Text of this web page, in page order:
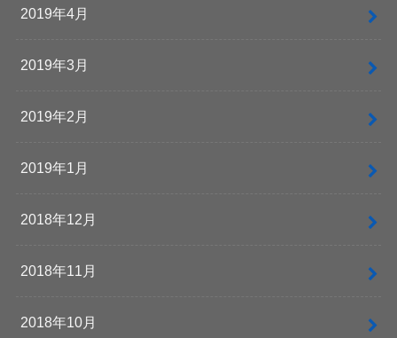
2019年4月
2019年3月
2019年2月
2019年1月
2018年12月
2018年11月
2018年10月